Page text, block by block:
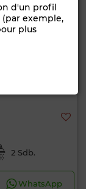
2 Sdb.
WhatsApp
d'un profil
exemple,
plus